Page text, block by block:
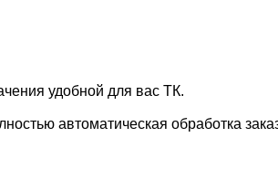
удобной для вас ТК.
автоматическая обработка